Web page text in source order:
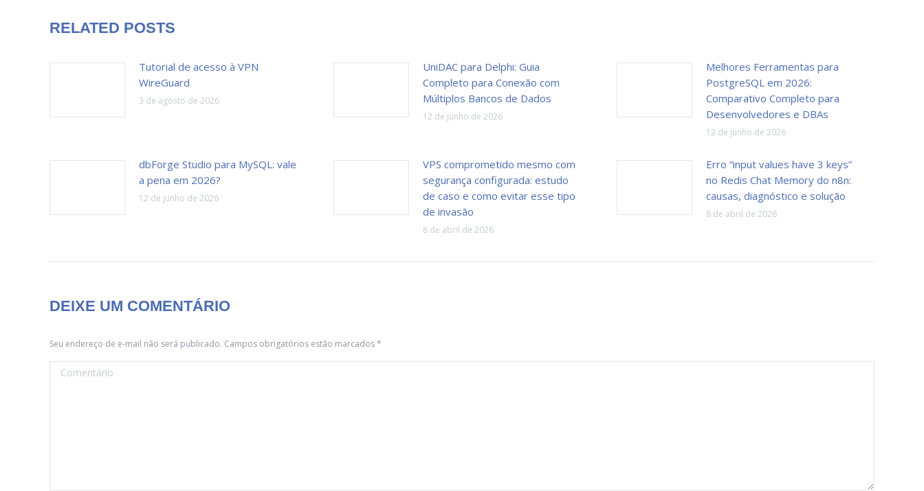
RELATED POSTS
Tutorial de acesso à VPN
WireGuard
3 de agosto de 2026
UniDAC para Delphi: Guia
Completo para Conexão com
Múltiplos Bancos de Dados
12 de junho de 2026
Melhores Ferramentas para
PostgreSQL em 2026:
Comparativo Completo para
Desenvolvedores e DBAs
12 de junho de 2026
dbForge Studio para MySQL: vale
a pena em 2026?
12 de junho de 2026
VPS comprometido mesmo com
segurança configurada: estudo
de caso e como evitar esse tipo
de invasão
8 de abril de 2026
Erro “input values have 3 keys”
no Redis Chat Memory do n8n:
causas, diagnóstico e solução
8 de abril de 2026
DEIXE UM COMENTÁRIO
Seu endereço de e-mail não será publicado. Campos obrigatórios estão marcados*
Comentário